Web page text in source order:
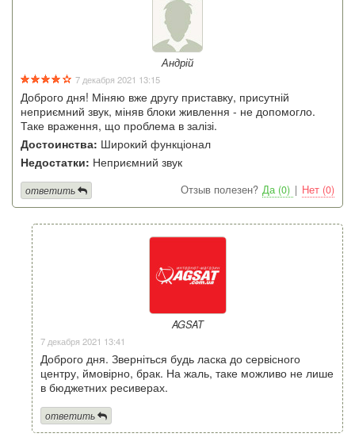
Андрій
7 декабря 2021 13:15
Доброго дня! Міняю вже другу приставку, присутній
неприємний звук, міняв блоки живлення - не допомогло.
Таке враження, що проблема в залізі.
Достоинства: Широкий функціонал
Недостатки: Неприємний звук
Отзыв полезен? Да (0) | Нет (0)
ответить
AGSAT
7 декабря 2021 13:41
Доброго дня. Зверніться будь ласка до сервісного
центру, ймовірно, брак. На жаль, таке можливо не лише
в бюджетних ресиверах.
ответить